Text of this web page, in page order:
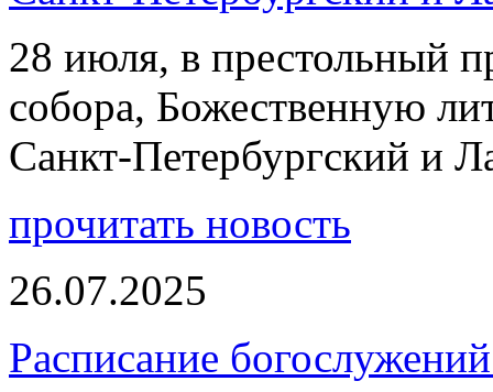
28 июля, в престольный
собора, Божественную
Санкт-Петербургский и
прочитать новость
26.07.2025
Расписание